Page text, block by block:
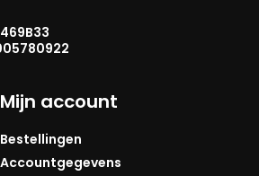
Mijn account
Bestellingen
Accountgegevens